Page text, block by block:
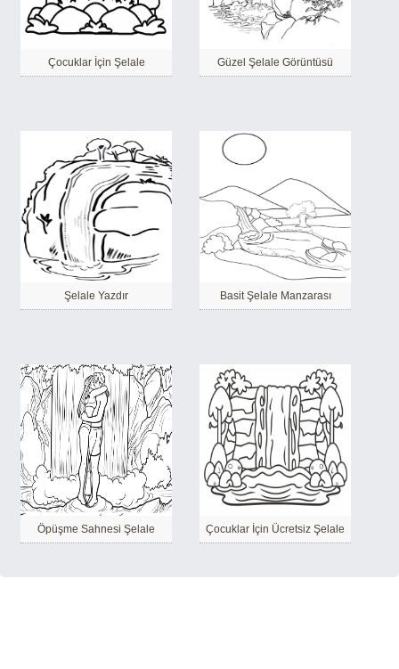
Çocuklar İçin Şelale Güzel Şelale Görüntüsü
Şelale Yazdır Basit Şelale Manzarası
Öpüşme Sahnesi Şelale Çocuklar İçin Ücretsiz Şelale